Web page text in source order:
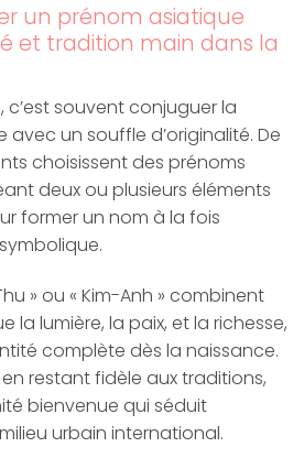
un prénom asiatique
et tradition main dans la
c’est souvent conjuguer la
un souffle d’originalité. De
choisissent des prénoms
deux ou plusieurs éléments
former un nom à la fois
» ou « Kim-Anh » combinent
la lumière, la paix, et la richesse,
complète dès la naissance.
restant fidèle aux traditions,
bienvenue qui séduit
urbain international.